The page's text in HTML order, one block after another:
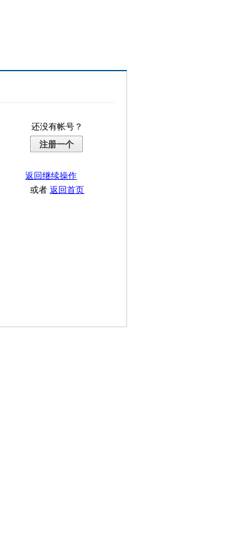
还没有帐号？
注册一个
返回继续操作
或者返回首页